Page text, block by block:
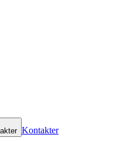
Kontakter